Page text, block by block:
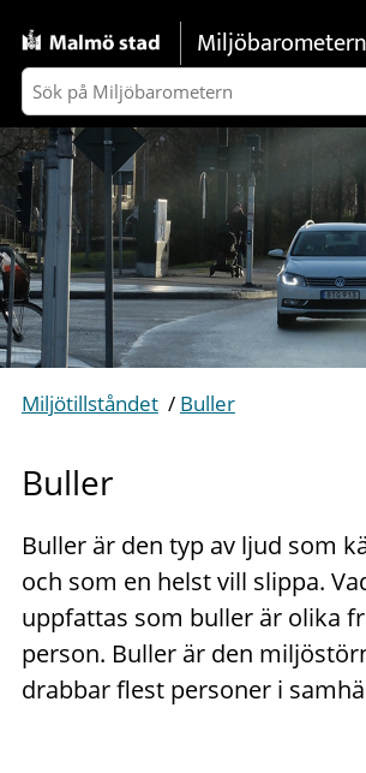
Gå direkt till sidans innehåll
Miljöbarometern
Miljötillståndet / Buller
Buller
Buller är den typ av ljud som
och som en helst vill slippa.
uppfattas som buller är olika
person. Buller är den
drabbar flest personer i